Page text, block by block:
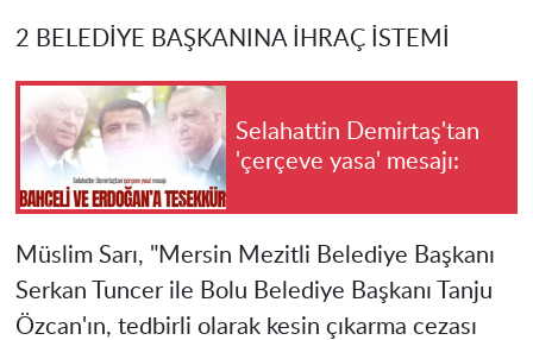
2 BELEDİYE BAŞKANINA İHRAÇ İSTEMİ
Selahattin Demirtaş'tan
'çerçeve yasa' mesajı:
Müslim Sarı, "Mersin Mezitli Belediye Başkanı
Serkan Tuncer ile Bolu Belediye Başkanı Tanju
Özcan'ın, tedbirli olarak kesin çıkarma cezası